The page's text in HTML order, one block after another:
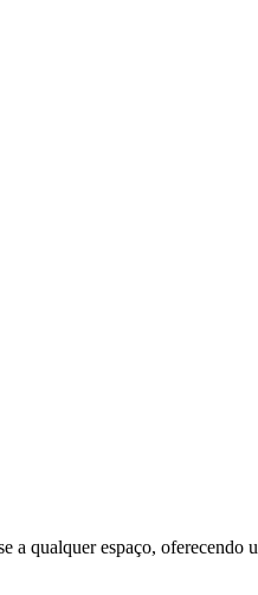
a qualquer espaço, oferecendo